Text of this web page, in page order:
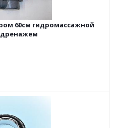
60см гидромассажной
дренажем